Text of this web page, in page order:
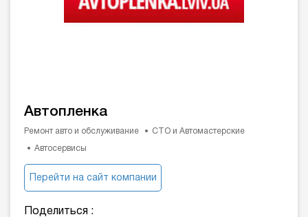
Автопленка
Ремонт авто и обслуживание СТО и Автомастерские
Автосервисы
Перейти на сайт компании
Поделиться :